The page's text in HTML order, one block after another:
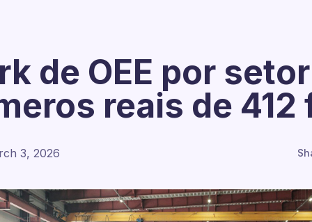
de OEE por
reais de 412
3, 2026